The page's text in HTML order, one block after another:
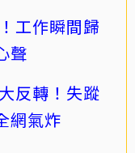
工作瞬間歸
聲
反轉！失蹤
網氣炸